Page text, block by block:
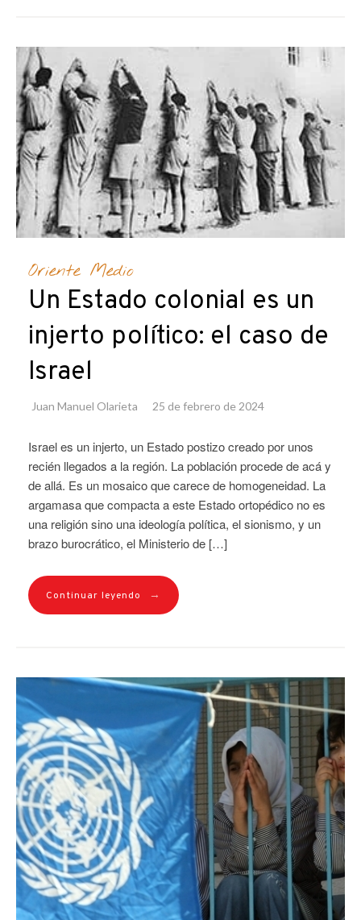
Oriente Medio
Un Estado colonial es un
injerto político: el caso de
Israel
Juan Manuel Olarieta 25 de febrero de 2024
Israel es un injerto, un Estado postizo creado por unos
recién llegados a la región. La población procede de acá y
de allá. Es un mosaico que carece de homogeneidad. La
argamasa que compacta a este Estado ortopédico no es
una religión sino una ideología política, el sionismo, y un
brazo burocrático, el Ministerio de […]
Continuar leyendo →